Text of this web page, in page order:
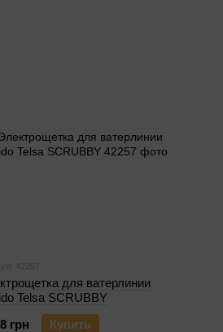
42257
для ватерлинии
Telsa SCRUBBY
грн
Купить